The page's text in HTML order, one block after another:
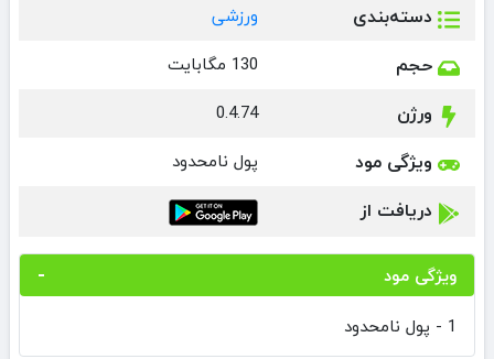
دسته‌بندی ورزشی
حجم 130 مگابایت
ورژن 0.4.74
ویژگی مود پول نامحدود
دریافت از
ویژگی مود
1 - پول نامحدود